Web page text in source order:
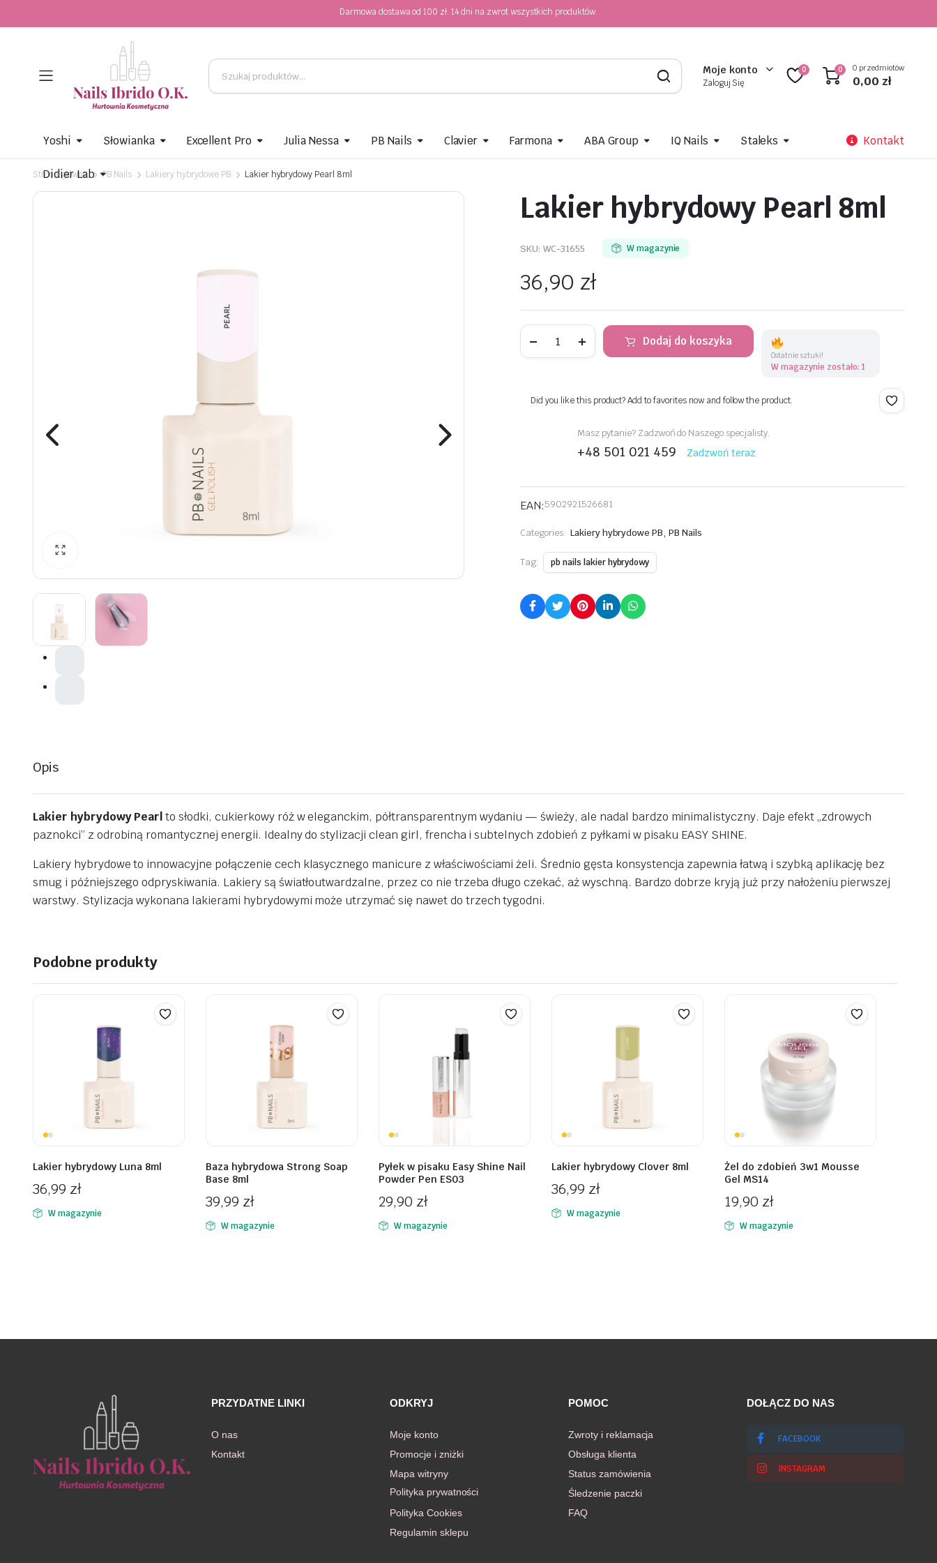
Darmowa dostawa od 100 zł. 14 dni na zwrot wszystkich produktów.
Moje konto
Zaloguj Się
0 0 0 przedmiotów
0,00 zł
Yoshi Słowianka Excellent Pro Julia Nessa PB Nails Clavier Farmona ABA Group IQ Nails Staleks
Didier Lab
Kontakt
Strona główna PB Nails Lakiery hybrydowe PB Lakier hybrydowy Pearl 8ml
Lakier hybrydowy Pearl 8ml
SKU: WC-31655 W magazynie
36,90 zł
hybrydowy
Pearl
Dodaj do koszyka
Ostatnie sztuki!
W magazynie zostało: 1
Did you like this product? Add to favorites now and follow the product.
Masz pytanie? Zadzwoń do Naszego specjalisty.
+48 501 021 459 Zadzwoń teraz
EAN:5902921526681
Categories: Lakiery hybrydowe PB, PB Nails
Tag: pb nails lakier hybrydowy
Opis
Lakier hybrydowy Pearlto słodki, cukierkowy róż w eleganckim, półtransparentnym wydaniu — świeży, ale nadal bardzo minimalistyczny. Daje efekt „zdrowych
paznokci” z odrobiną romantycznej energii. Idealny do stylizacji clean girl, frencha i subtelnych zdobień z pyłkami w pisaku EASY SHINE.
Lakiery hybrydowe to innowacyjne połączenie cech klasycznego manicure z właściwościami żeli. Średnio gęsta konsystencja zapewnia łatwą i szybką aplikację bez
smug i późniejszego odpryskiwania. Lakiery są światłoutwardzalne, przez co nie trzeba długo czekać, aż wyschną. Bardzo dobrze kryją już przy nałożeniu pierwszej
warstwy. Stylizacja wykonana lakierami hybrydowymi może utrzymać się nawet do trzech tygodni.
Podobne produkty
Lakier hybrydowy Luna 8ml
36,99 zł
W magazynie
Baza hybrydowa Strong Soap
Base 8ml
39,99 zł
W magazynie
Pyłek w pisaku Easy Shine Nail
Powder Pen ES03
29,90 zł
W magazynie
Lakier hybrydowy Clover 8ml
36,99 zł
W magazynie
Żel do zdobień 3w1 Mousse
Gel MS14
19,90 zł
W magazynie
PRZYDATNE LINKI
O nas
Kontakt
ODKRYJ
Moje konto
Promocje i zniżki
Mapa witryny
Polityka prywatności
Polityka Cookies
Regulamin sklepu
POMOC
Zwroty i reklamacja
Obsługa klienta
Status zamówienia
Śledzenie paczki
FAQ
DOŁĄCZ DO NAS
FACEBOOK
INSTAGRAM